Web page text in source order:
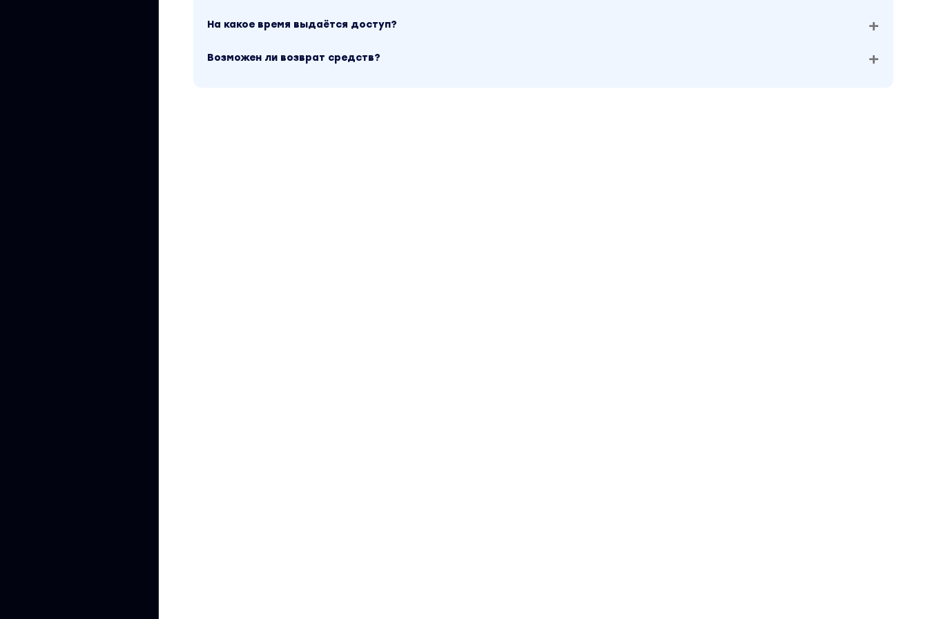
На какое время выдаётся доступ?
Возможен ли возврат средств?